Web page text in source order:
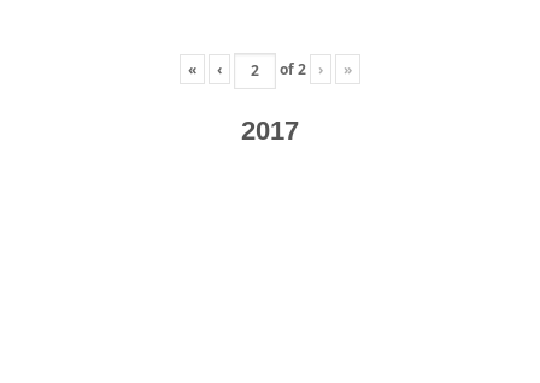
« ‹ of2 › »
2017